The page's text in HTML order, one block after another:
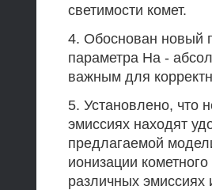
светимости комет.
4. Обоснован новый
параметра На -
важным для
5. Установлено, что
эмиссиях находят
предлагаемой
ионизации
различных эмиссиях